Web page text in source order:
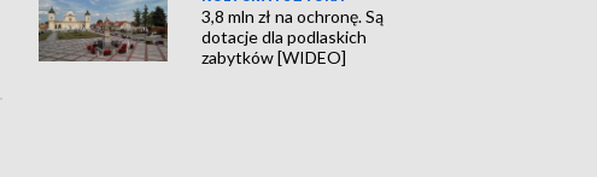
3,8 mln zł na ochronę. Są
dotacje dla podlaskich
zabytków [WIDEO]